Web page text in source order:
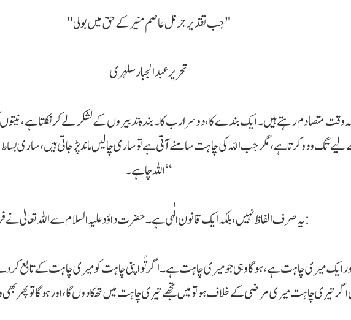
"جب تقدیر جرنل عاصم منیر کے حق میں بولی"
تحریر عبدالجبار سلہری
وقت متصادم رہتے ہیں۔ ایک بندے کا، دوسرا رب کا۔ بندہ تدبیروں کے لشکر لے کر نکلتا ہے،
تگ و دو کرتا ہے، مگر جب اللہ کی چاہت سامنے آتی ہے تو ساری چالیں ماند پڑ جاتی ہیں، ساری
اللہ چاہے۔“
یہ صرف الفاظ نہیں، بلکہ ایک قانون الٰہی ہے۔ حضرت داؤد علیہ السلام سے اللہ تعالیٰ نے فرمایا: